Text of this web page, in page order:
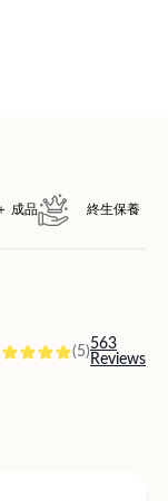
成品 終生保養
(5)563
Reviews